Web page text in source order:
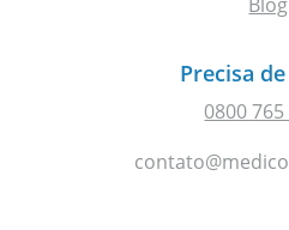
Precisa
0800